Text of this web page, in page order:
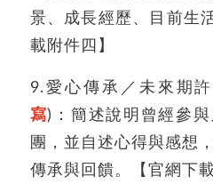
景、成長經歷、目前生
載附件四】
9.愛心傳承／未來期
寫)：簡述說明曾經參
團，並自述心得與感想
傳承與回饋。【官網下